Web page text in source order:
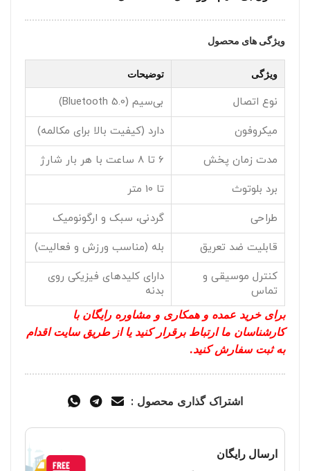
ویژگی های محصول
ویژگی توضیحات
نوع اتصال
بی‌سیم (Bluetooth 5.0)
میکروفون
دارد (کیفیت بالا برای مکالمه)
مدت زمان پخش
6 تا 8 ساعت با هر بار شارژ
برد بلوتوث
تا 10 متر
طراحی
گردنی، سبک و ارگونومیک
قابلیت ضد تعریق
بله (مناسب ورزش و فعالیت)
کنترل موسیقی و
تماس
دارای کلیدهای فیزیکی روی
بدنه
برای خرید عمده و همکاری و مشاوره رایگان با
کارشناسان ما ارتباط برقرار کنید یا از طریق سایت اقدام
به ثبت سفارش کنید.
اشتراک گذاری محصول :
ارسال رایگان